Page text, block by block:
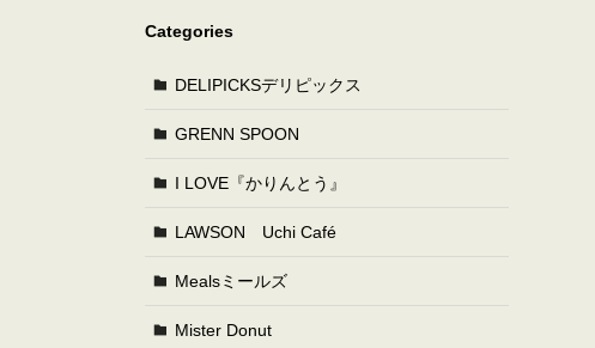
Categories
DELIPICKSデリピックス
GRENN SPOON
I LOVE『かりんとう』
LAWSON Uchi Café
Mealsミールズ
Mister Donut